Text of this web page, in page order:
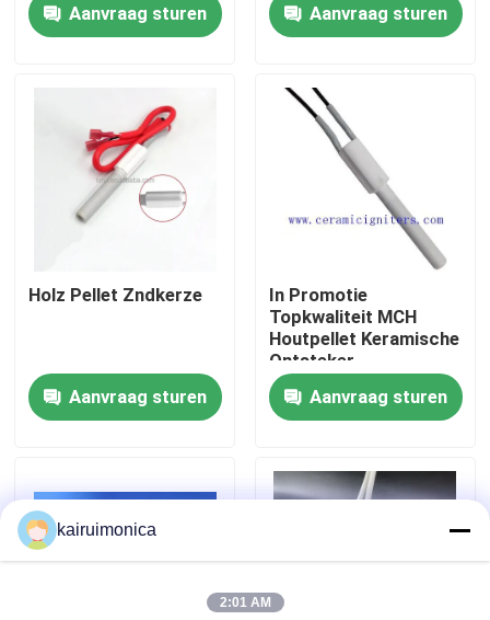
Video's
VR toon
Kwaliteitscontrole
Nieuws
Verzoek om een Citaat
Aanvraag sturen
Aanvraag sturen
Holz Pellet Zndkerze
Aanvraag sturen
In Promotie
Topkwaliteit MCH
Houtpellet Keramische
Ontsteker
Aanvraag sturen
kairuimonica
2:01 AM